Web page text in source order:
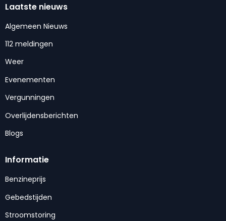
Laatste nieuws
Algemeen Nieuws
112 meldingen
Weer
Evenementen
Vergunningen
Overlijdensberichten
Blogs
Informatie
Benzineprijs
Gebedstijden
Stroomstoring